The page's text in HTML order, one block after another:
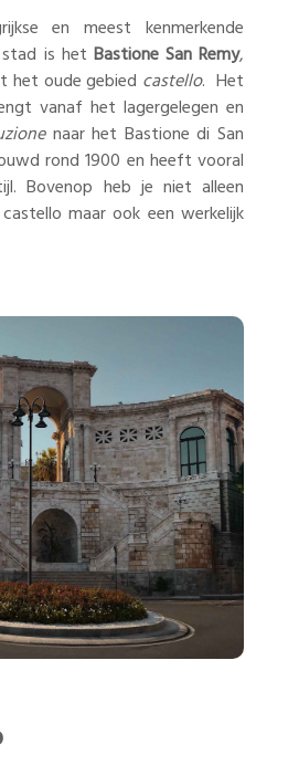
en meest kenmerkende
is het Bastione San Remy,
oude gebied castello. Het
vanaf het lagergelegen en
naar het Bastione di San
rond 1900 en heeft vooral
Bovenop heb je niet alleen
maar ook een werkelijk